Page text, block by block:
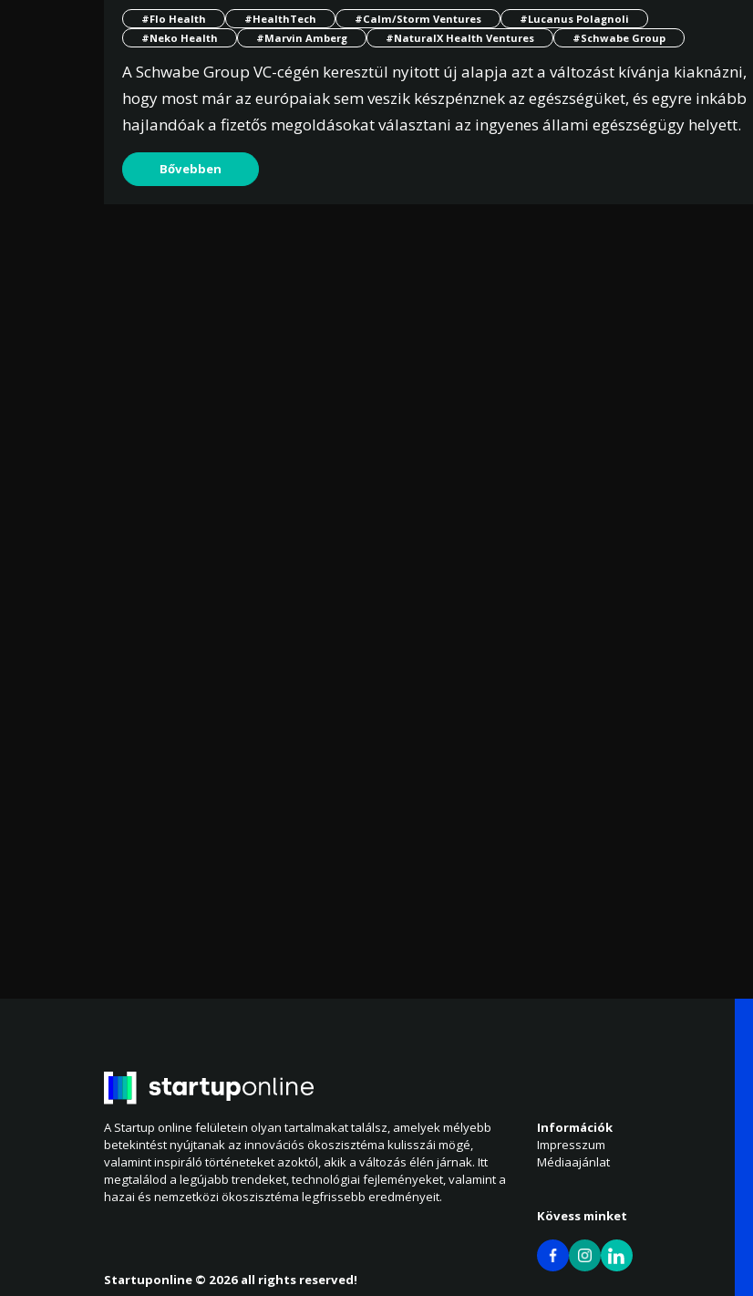
#Flo Health #HealthTech #Calm/Storm Ventures
#Lucanus Polagnoli
#Neko Health
#Marvin Amberg #NaturalX Health Ventures #Schwabe Group
A Schwabe Group VC-cégén keresztül nyitott új alapja azt a változást kívánja kiaknázni,
hogy most már az európaiak sem veszik készpénznek az egészségüket, és egyre inkább
hajlandóak a fizetős megoldásokat választani az ingyenes állami egészségügy helyett.
Bővebben
A Startup online felületein olyan tartalmakat találsz, amelyek mélyebb
betekintést nyújtanak az innovációs ökoszisztéma kulisszái mögé,
valamint inspiráló történeteket azoktól, akik a változás élén járnak. Itt
megtalálod a legújabb trendeket, technológiai fejleményeket, valamint a
hazai és nemzetközi ökoszisztéma legfrissebb eredményeit.
Információk
Impresszum
Médiaajánlat
Kövess minket
Startuponline © 2026 all rights reserved!